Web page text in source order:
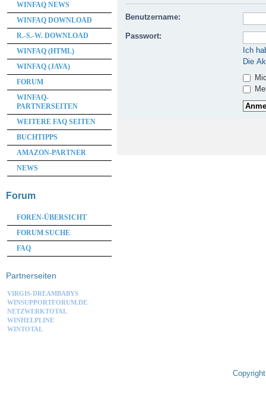
Benutzername:
Passwort:
Ich
Die
WINFAQ NEWS
WINFAQ DOWNLOAD
R.-S.-W. DOWNLOAD
WINFAQ (HTML)
WINFAQ (JAVA)
FORUM
WINFAQ-
PARTNERSEITEN
WEITERE FAQ SEITEN
BUCHTIPPS
AMAZON-PARTNER
NEWS
Forum
FOREN-ÜBERSICHT
FORUM SUCHE
FAQ
Partnerseiten
VIRGIS-DREAMBABYS
WINSUPPORTFORUM.DE
NETZWERKTOTAL
WINHELPLINE
WINTOTAL